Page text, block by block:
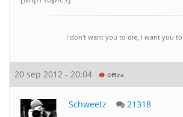
I don't want you to die, I want you to
20 sep 2012 - 20:04
Schweetz 21318